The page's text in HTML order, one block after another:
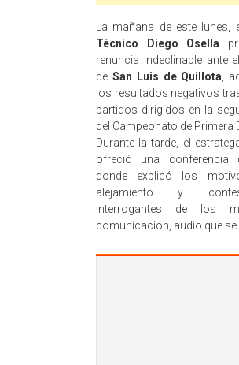
La mañana de este lunes,
Técnico Diego Osella
renuncia indeclinable ante
de San Luis de Quillota ,
los resultados negativos
partidos dirigidos en la
del Campeonato de Primera
Durante la tarde, el
ofreció una conferencia
donde explicó los
alejamiento y
interrogantes de los
comunicación, audio que